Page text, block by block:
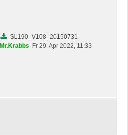
SL190_V108_20150731
Mr.Krabbs
Fr 29. Apr 2022, 11:33